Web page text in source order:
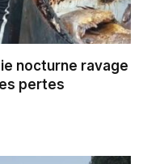
nocturne ravage
pertes